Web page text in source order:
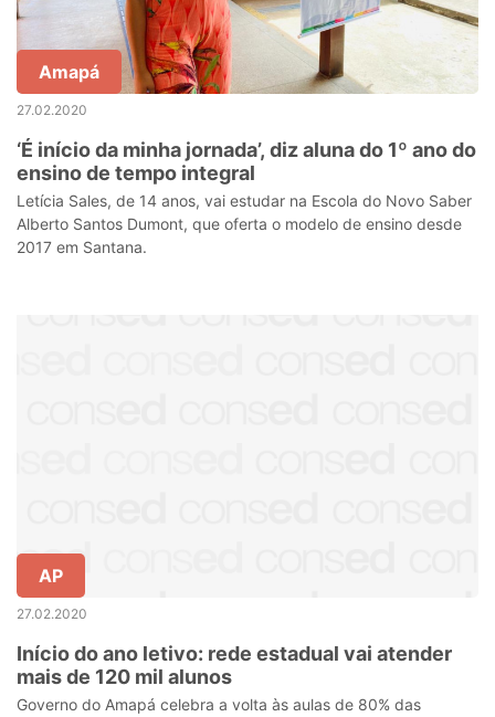
Amapá
27.02.2020
‘É início da minha jornada’, diz aluna do 1º ano do
ensino de tempo integral
Letícia Sales, de 14 anos, vai estudar na Escola do Novo Saber
Alberto Santos Dumont, que oferta o modelo de ensino desde
2017 em Santana.
AP
27.02.2020
Início do ano letivo: rede estadual vai atender
mais de 120 mil alunos
Governo do Amapá celebra a volta às aulas de 80% das